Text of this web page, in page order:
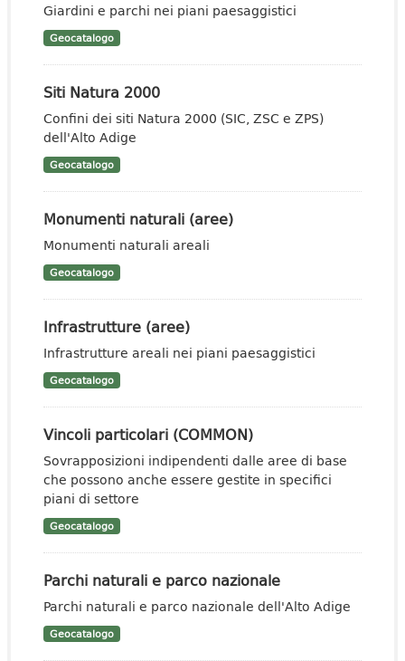
Giardini e parchi nei piani paesaggistici
Geocatalogo
Siti Natura 2000
Confini dei siti Natura 2000 (SIC, ZSC e ZPS)
dell'Alto Adige
Geocatalogo
Monumenti naturali (aree)
Monumenti naturali areali
Geocatalogo
Infrastrutture (aree)
Infrastrutture areali nei piani paesaggistici
Geocatalogo
Vincoli particolari (COMMON)
Sovrapposizioni indipendenti dalle aree di base
che possono anche essere gestite in specifici
piani di settore
Geocatalogo
Parchi naturali e parco nazionale
Parchi naturali e parco nazionale dell'Alto Adige
Geocatalogo